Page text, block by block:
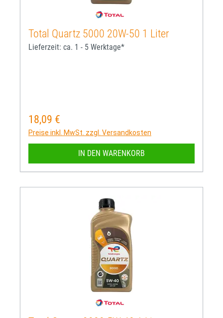
Total Quartz 5000 20W-50 1 Liter
Lieferzeit: ca. 1 - 5 Werktage*
Regulärer Preis:
18,09 €
Preise inkl. MwSt. zzgl. Versandkosten
IN DEN WARENKORB